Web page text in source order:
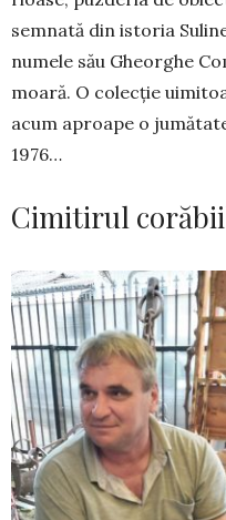
semnată din is­to­ria
numele său Gheorghe
moară. O colecție
acum aproape o
1976…
Cimitirul